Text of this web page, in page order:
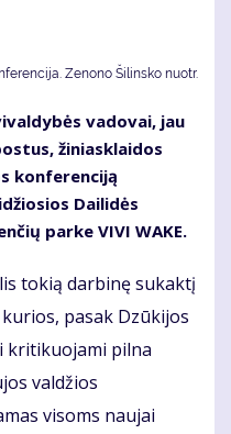
Zenono Šilinsko nuotr.
vadovai, jau
žiniasklaidos
konferenciją
Dailidės
parke VIVI WAKE.
tokią darbinę sukaktį
pasak Dzūkijos
kritikuojami pilna
valdžios
visoms naujai